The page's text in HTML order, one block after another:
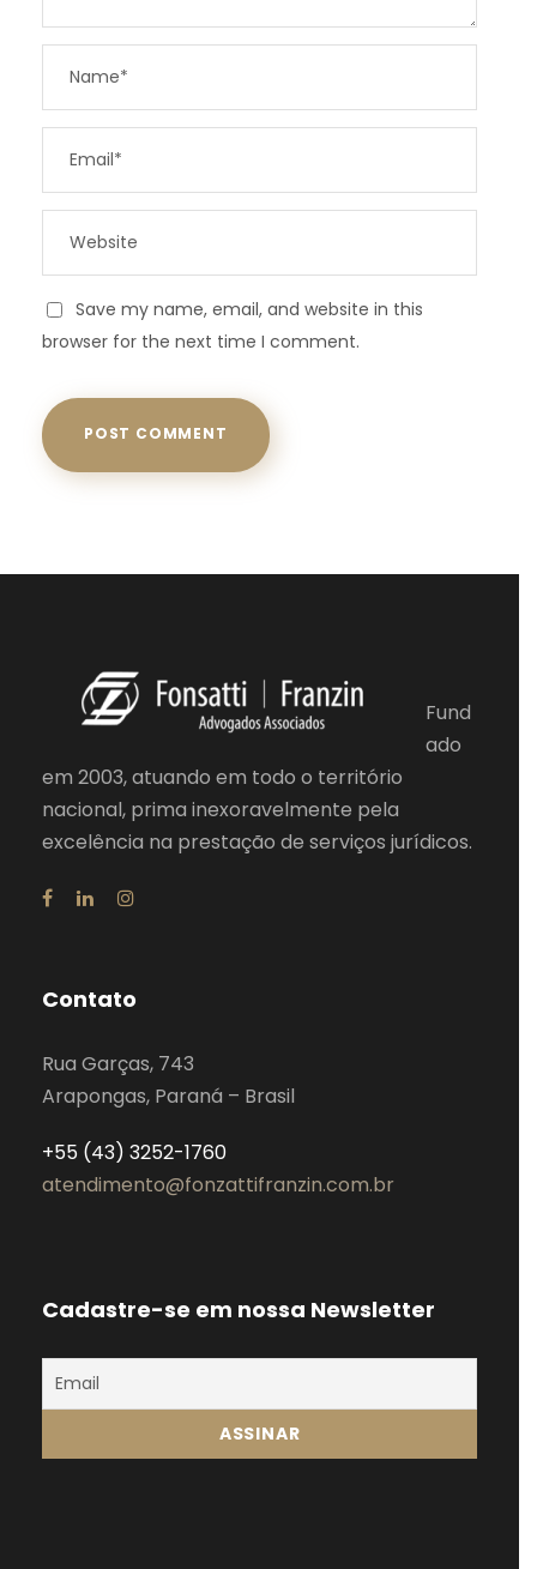
Save my name, email, and website in this
browser for the next time I comment.
Fund
ado
em 2003, atuando em todo o território
nacional, prima inexoravelmente pela
excelência na prestação de serviços jurídicos.
Contato
Rua Garças, 743
Arapongas, Paraná – Brasil
+55 (43) 3252-1760
atendimento@fonzattifranzin.com.br
Cadastre-se em nossa Newsletter